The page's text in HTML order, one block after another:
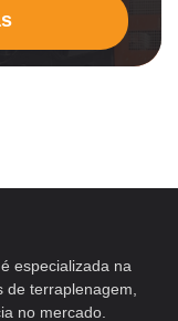
especializada na
terraplenagem,
no mercado.